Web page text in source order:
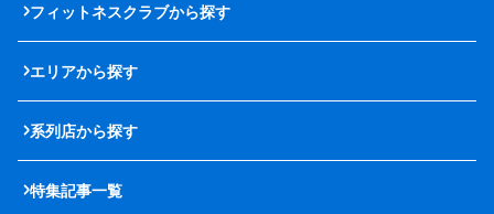
フィットネスクラブから探す
エリアから探す
系列店から探す
特集記事一覧